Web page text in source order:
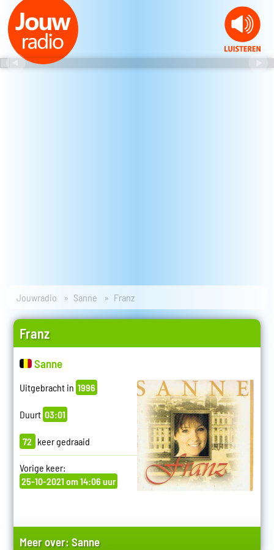
Jouwradio Sanne Franz
Franz
Sanne
Uitgebracht in 1996
Duurt 03:01
72 keer gedraaid
Vorige keer:
25-10-2021 om 14:06 uur
Meer over:Sanne